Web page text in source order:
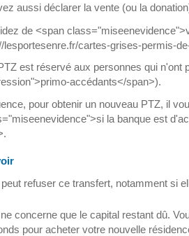
aussi déclarer la vente (ou la
de <span
lesportesenre.fr/cartes-grises-permis-
est réservé aux personnes qui
accédants</span>).
pour obtenir un nouveau PTZ, il
la banque est
peut refuser ce transfert, notamment si
concerne que le capital restant dû.
pour acheter votre nouvelle